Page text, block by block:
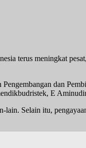
terus meningkat
dan
E
Selain itu,